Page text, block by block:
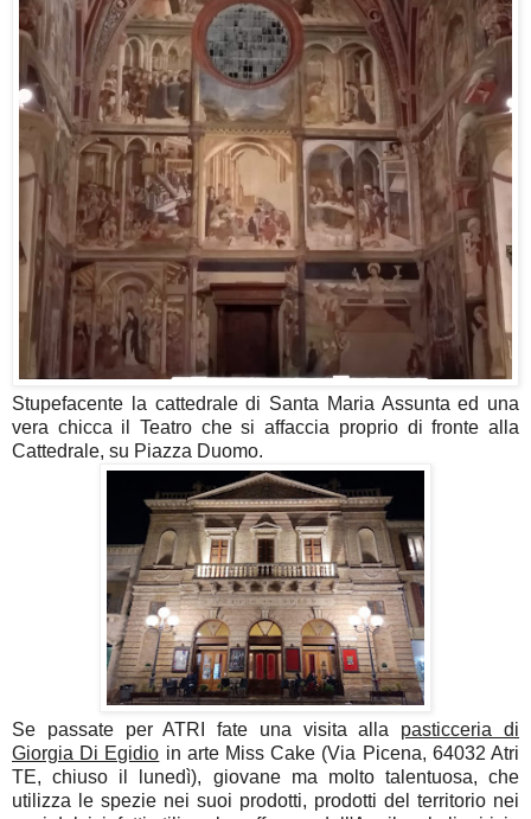
Stupefacente la cattedrale di Santa Maria Assunta ed una
vera chicca il Teatro che si affaccia proprio di fronte alla
Cattedrale, su Piazza Duomo.
Se passate per ATRI fate una visita alla pasticceria di
Giorgia Di Egidio in arte Miss Cake (Via Picena, 64032 Atri
TE, chiuso il lunedì), giovane ma molto talentuosa, che
utilizza le spezie nei suoi prodotti, prodotti del territorio nei